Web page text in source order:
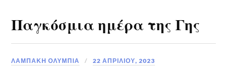
Παγκόσμια ημέρα της Γης
ΛΑΜΠΆΚΗ ΟΛΥΜΠΊΑ 22 ΑΠΡΙΛΊΟΥ, 2023